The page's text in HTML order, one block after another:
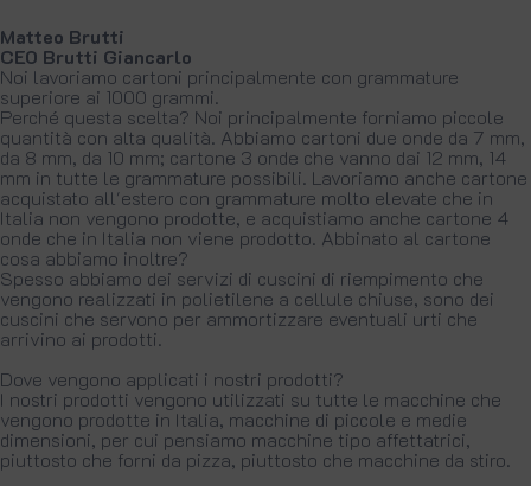
Matteo Brutti
CEO Brutti Giancarlo
Noi lavoriamo cartoni principalmente con grammature
superiore ai 1000 grammi.
Perché questa scelta? Noi principalmente forniamo piccole
quantità con alta qualità. Abbiamo cartoni due onde da 7 mm,
da 8 mm, da 10 mm; cartone 3 onde che vanno dai 12 mm, 14
mm in tutte le grammature possibili. Lavoriamo anche cartone
acquistato all'estero con grammature molto elevate che in
Italia non vengono prodotte, e acquistiamo anche cartone 4
onde che in Italia non viene prodotto. Abbinato al cartone
cosa abbiamo inoltre?
Spesso abbiamo dei servizi di cuscini di riempimento che
vengono realizzati in polietilene a cellule chiuse, sono dei
cuscini che servono per ammortizzare eventuali urti che
arrivino ai prodotti.
Dove vengono applicati i nostri prodotti?
I nostri prodotti vengono utilizzati su tutte le macchine che
vengono prodotte in Italia, macchine di piccole e medie
dimensioni, per cui pensiamo macchine tipo affettatrici,
piuttosto che forni da pizza, piuttosto che macchine da stiro.